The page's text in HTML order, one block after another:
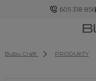
605 318 856
Bubu Craft PRODUKTY